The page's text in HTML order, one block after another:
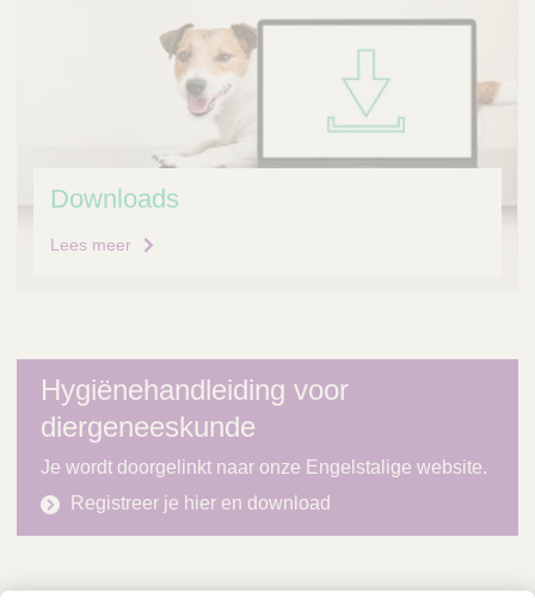
Downloads
Lees meer
Hygiënehandleiding voor
diergeneeskunde
Je wordt doorgelinkt naar onze Engelstalige website.
Registreer je hier en download